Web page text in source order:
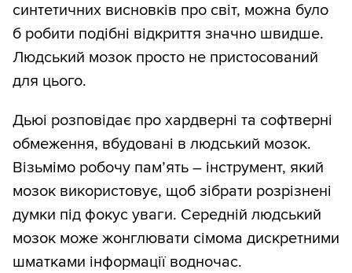
синтетичних висновків про світ, можна було
б робити подібні відкриття значно швидше.
Людський мозок просто не пристосований
для цього.
Дьюі розповідає про хардверні та софтверні
обмеження, вбудовані в людський мозок.
Візьмімо робочу пам’ять – інструмент, який
мозок використовує, щоб зібрати розрізнені
думки під фокус уваги. Середній людський
мозок може жонглювати сімома дискретними
шматками інформації водночас.